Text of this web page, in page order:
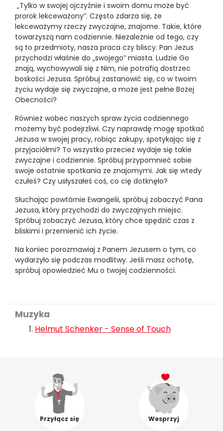
„Tylko w swojej ojczyźnie i swoim domu może być
prorok lekceważony”. Często zdarza się, że
lekceważymy rzeczy zwyczajne, znajome. Takie, które
towarzyszą nam codziennie. Niezależnie od tego, czy
są to przedmioty, nasza praca czy bliscy. Pan Jezus
przychodzi właśnie do „swojego” miasta. Ludzie Go
znają, wychowywali się z Nim, nie potrafią dostrzec
boskości Jezusa. Spróbuj zastanowić się, co w twoim
życiu wydaje się zwyczajne, a może jest pełne Bożej
Obecności?
Również wobec naszych spraw życia codziennego
możemy być podejrzliwi. Czy naprawdę mogę spotkać
Jezusa w swojej pracy, robiąc zakupy, spotykając się z
przyjaciółmi? To wszystko przecież wydaje się takie
zwyczajne i codziennie. Spróbuj przypomnieć sobie
swoje ostatnie spotkania ze znajomymi. Jak się wtedy
czułeś? Czy usłyszałeś coś, co cię dotknęło?
Słuchając powtórnie Ewangelii, spróbuj zobaczyć Pana
Jezusa, który przychodzi do zwyczajnych miejsc.
Spróbuj zobaczyć Jezusa, który chce spędzić czas z
bliskimi i przemienić ich życie.
Na koniec porozmawiaj z Panem Jezusem o tym, co
wydarzyło się podczas modlitwy. Jeśli masz ochotę,
spróbuj opowiedzieć Mu o twojej codzienności.
Muzyka
Helmut Schenker - Sense of Touch
Przyłącz się Wesprzyj